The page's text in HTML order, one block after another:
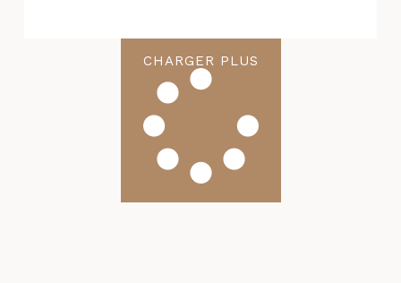
CHARGER PLUS